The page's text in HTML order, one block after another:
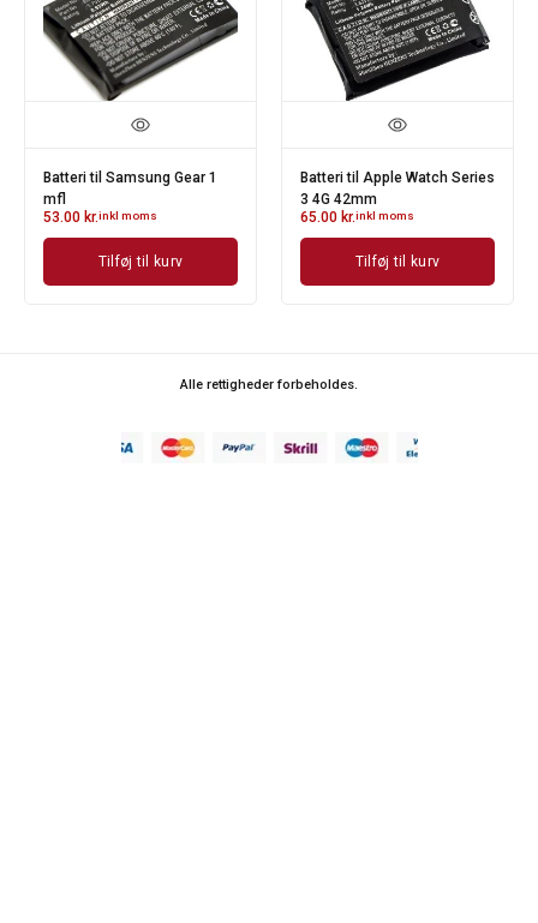
Batteri til Samsung Gear 1
mfl
53.00 kr.inkl moms
Tilføj til kurv
Batteri til Apple Watch Series
3 4G 42mm
65.00 kr.inkl moms
Tilføj til kurv
Alle rettigheder forbeholdes.